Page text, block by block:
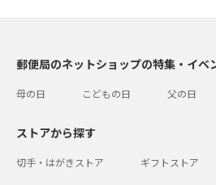
郵便局のネットショップの特集・イベ
母の日 こどもの日 父の日
ストアから探す
切手・はがきストア ギフトストア